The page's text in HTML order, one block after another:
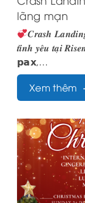
lãng mạn
𝑪𝒓𝒂𝒔𝒉
𝒕𝒊̀𝒏𝒉 𝒚𝒆̂𝒖 𝒕𝒂̣𝒊
𝗽𝗮𝘅,…
Xem thêm